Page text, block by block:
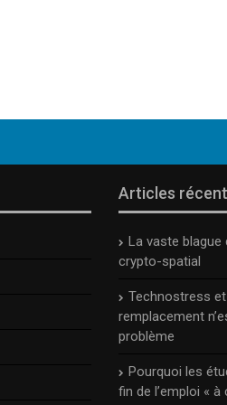
Articles
La vaste
crypto-spatial
Technostress
remplacement
problème
Pourquoi les
fin de l’emploi « à